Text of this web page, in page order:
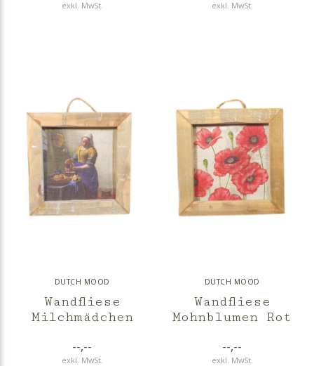
exkl. MwSt. exkl. MwSt.
DUTCH MOOD
Wandfliese
Milchmädchen
--,--
exkl. MwSt.
DUTCH MOOD
Wandfliese
Mohnblumen Rot
--,--
exkl. MwSt.